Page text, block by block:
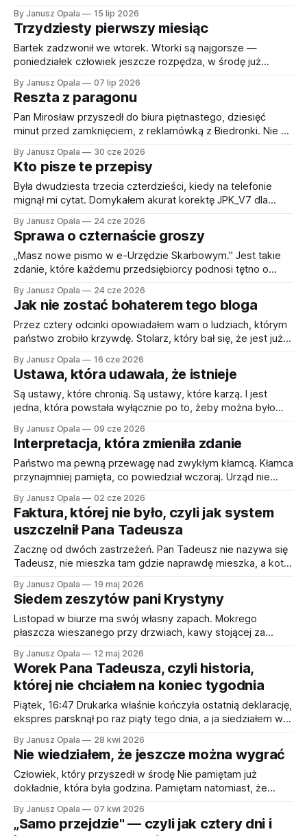
takie, które leżą na stole przez kwadrans, bo już samo
okienko adresowe mówi wszystko, co trzeba wiedzieć.
Pan Tomek
By Janusz Opala 15 lip 2026
Trzydziesty pierwszy miesiąc
Bartek zadzwonił we wtorek. Wtorki są najgorsze —
poniedziałek człowiek jeszcze rozpędza, w środę już
wszystkie listy, które w piątek udawałeś, że nie widzisz. —
Panie Januszu, przyszło coś z ZUS-u. Chyba jakaś pomyłka.
Zawsze zaczyna się od „chyba jakiejś pomyłki&
By Janusz Opala 07 lip 2026
Reszta z paragonu
Pan Mirosław przyszedł do biura piętnastego, dziesięć
minut przed zamknięciem, z reklamówką z Biedronki. Nie z
dokumentem. To znaczy: w środku był rok. Cały dwa
tysiące dwudziesty trzeci, sprasowany do objętości, którą
dało się unieść jedną ręką, jeśli się nie myślało o tym za
By Janusz Opala 30 cze 2026
Kto pisze te przepisy
Była dwudziesta trzecia czterdzieści, kiedy na telefonie
mignął mi cytat. Domykałem akurat korektę JPK_V7 dla
okresie — drobiazg, dwadzieścia minut roboty i jedno pole
„cel złożenia: 2". I wtedy ekran rozbłysnął nagłówkiem:
prezes InPostu, Rafał Brzoska, w rozmowie na youtubowym
By Janusz Opala 24 cze 2026
Sprawa o czternaście groszy
„Masz nowe pismo w e-Urzędzie Skarbowym." Jest takie
zdanie, które każdemu przedsiębiorcy podnosi tętno o
kliknąć. Nie ma już listonosza, nie ma żółtej zwrotki, nie ma
dramatycznego darcia koperty na klatce schodowej. Jest
powiadomienie. Zimne, uprzejme, elektroniczne. I tak samo
By Janusz Opala 24 cze 2026
Jak nie zostać bohaterem tego bloga
Przez cztery odcinki opowiadałem wam o ludziach, którym
państwo zrobiło krzywdę. Stolarz, który bał się, że jest już
oddać. Programista, którego ukarano za to, że uwierzył
urzędowi na piśmie. I pani Hanna, której dwadzieścia dwa
lata zmieściły się na koniec w jednej teczce. Każdy
By Janusz Opala 16 cze 2026
Ustawa, która udawała, że istnieje
Są ustawy, które chronią. Są ustawy, które karzą. I jest
jedna, która powstała wyłącznie po to, żeby można było
urzędu — wisi, uspokaja, a kiedy sięgniesz po nią w
pożarze, okazuje się namalowana na ścianie. Tę historię
opowiadam najtrudniej ze wszystkich. Bo
By Janusz Opala 09 cze 2026
Interpretacja, która zmieniła zdanie
Państwo ma pewną przewagę nad zwykłym kłamcą. Kłamca
przynajmniej pamięta, co powiedział wczoraj. Urząd nie
„doprecyzowuje stanowisko w świetle ewoluującej linii
interpretacyjnej". A to, proszę państwa, brzmi znacznie
dostojniej niż „rozmyśliliśmy się i teraz pan dopłaci". Ta
historia jest
By Janusz Opala 02 cze 2026
Faktura, której nie było, czyli jak system
uszczelnił Pana Tadeusza
Zacznę od dwóch zastrzeżeń. Pan Tadeusz nie nazywa się
Tadeusz, nie mieszka tam gdzie naprawdę mieszka, a kotły
czymś nieco innym — ale niech zostanie w sferze
ogrzewania, bo i tak każdy, kto kiedyś prowadził
jednoosobową działalność, rozpozna tu siebie. Reszta jest
natomiast prawdziwa.
By Janusz Opala 19 maj 2026
Siedem zeszytów pani Krystyny
Listopad w biurze ma swój własny zapach. Mokrego
płaszcza wieszanego przy drzwiach, kawy stojącej za
kurzem, kiedy za oknem jest mgła. W taki właśnie poranek
przyszła pani Krystyna. Nie umówiła się. Pani Krystyna nigdy
się nie umawia – od dwudziestu trzech lat przychodzi
By Janusz Opala 12 maj 2026
Worek Pana Tadeusza, czyli historia,
której nie chciałem na koniec tygodnia
Piątek, 16:47 Drukarka właśnie kończyła ostatnią deklarację,
ekspres parsknął po raz piąty tego dnia, a ja siedziałem w
ten, kto w piątek o szesnastej trzydzieści wie, że
poniedziałek jest jeszcze odrobinę odległą abstrakcją. I
wtedy zadzwonił domofon. W naszej branży
By Janusz Opala 28 kwi 2026
Nie wiedziałem, że jeszcze można wygrać
Człowiek, który przyszedł w środę Nie pamiętam już
dokładnie, która była godzina. Pamiętam natomiast, że
udowodnienia. Pamiętam, że Teresa właśnie wyszła, że
biuro było już puste, i że miałem zamiar wyjść za dziesięć
By Janusz Opala 07 kwi 2026
„Samo przejdzie" — czyli jak cztery dni i